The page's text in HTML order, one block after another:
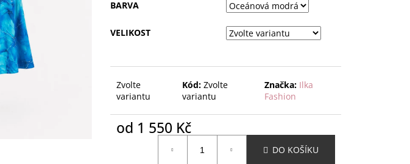
BARVA
VELIKOST
Zvolte
variantu
Kód: Zvolte
variantu
Značka: Ilka
Fashion
od 1 550 Kč
DO KOŠÍKU